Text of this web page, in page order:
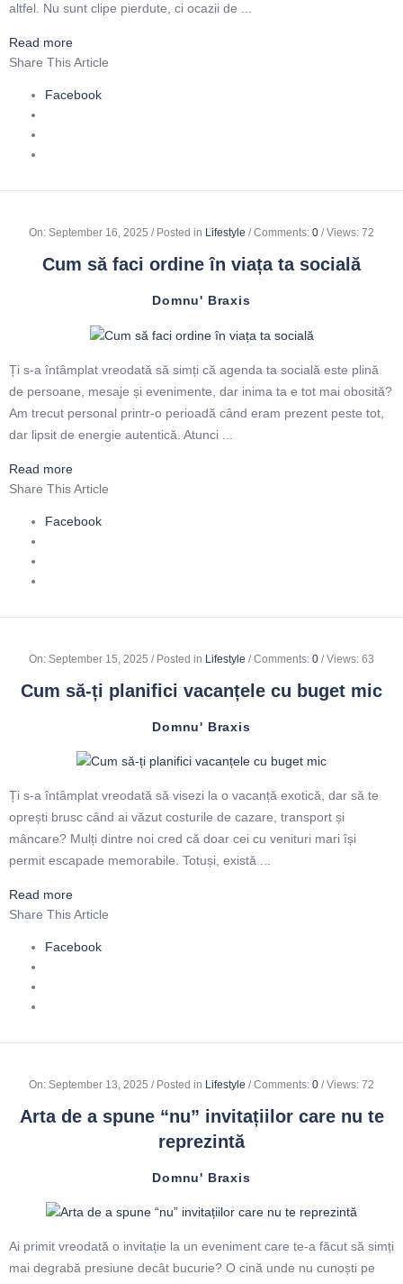
altfel. Nu sunt clipe pierdute, ci ocazii de ...
Read more
Share This Article
Facebook
On: September 16, 2025 Posted in Lifestyle Comments: 0 Views: 72
Cum să faci ordine în viața ta socială
Domnu' Braxis
Ți s-a întâmplat vreodată să simți că agenda ta socială este plină
de persoane, mesaje și evenimente, dar inima ta e tot mai obosită?
Am trecut personal printr-o perioadă când eram prezent peste tot,
dar lipsit de energie autentică. Atunci ...
Read more
Share This Article
Facebook
On: September 15, 2025 Posted in Lifestyle Comments: 0 Views: 63
Cum să-ți planifici vacanțele cu buget mic
Domnu' Braxis
Ți s-a întâmplat vreodată să visezi la o vacanță exotică, dar să te
oprești brusc când ai văzut costurile de cazare, transport și
mâncare? Mulți dintre noi cred că doar cei cu venituri mari își
permit escapade memorabile. Totuși, există ...
Read more
Share This Article
Facebook
On: September 13, 2025 Posted in Lifestyle Comments: 0 Views: 72
Arta de a spune “nu” invitațiilor care nu te
reprezintă
Domnu' Braxis
Ai primit vreodată o invitație la un eveniment care te-a făcut să simți
mai degrabă presiune decât bucurie? O cină unde nu cunoști pe